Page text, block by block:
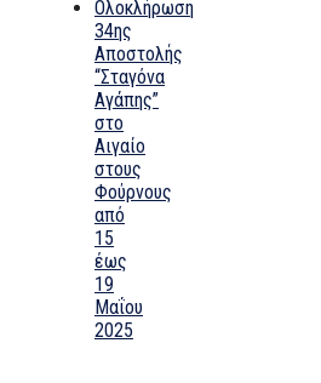
Ολοκλήρωση
34ης
Αποστολής
“Σταγόνα
Αγάπης”
στο
Αιγαίο
στους
Φούρνους
από
15
έως
19
Μαΐου
2025